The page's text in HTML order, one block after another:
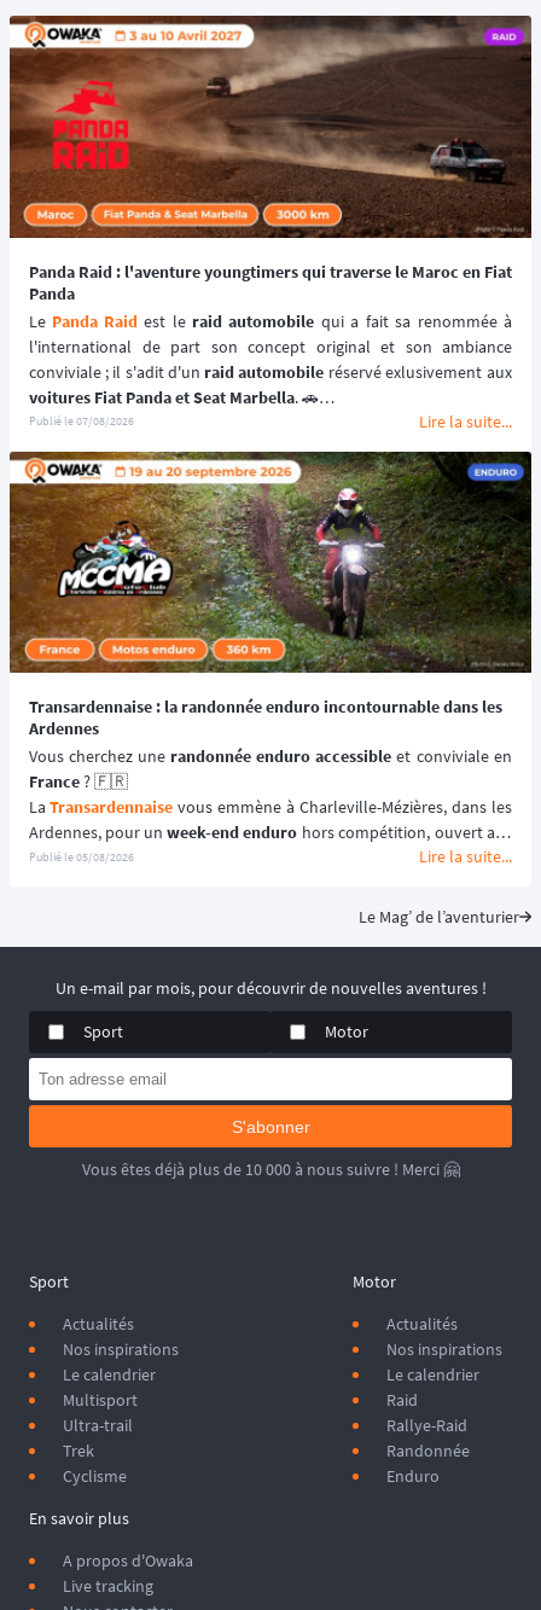
Panda Raid : l'aventure youngtimers qui traverse le Maroc en Fiat
Panda
Le Panda Raid est le raid automobile qui a fait sa renommée à
l'international de part son concept original et son ambiance
conviviale ; il s'adit d'un raid automobile
voitures Fiat Panda et Seat Marbella. 🚗
Une véritable aventure offroad qui se déroule au coeur du désert
marocain à bord de véhicules youngtimers. 🚘🌵
📆 Prochaines dates : du 3 au 10 avril 2027.
Publié le07/08/2026 Lire la suite...
Transardennaise : la randonnée enduro incontournable dans les
Ardennes
Vous cherchez une randonnée enduro accessible
France ? 🇫🇷
La Transardennaise vous emmène à Charleville-Mézières, dans les
Ardennes, pour un week-end enduro hors compétition, ouvert aux
motos enduro, trail et trial dès 125 cm³. 🏍️
aventure moto mise sur
le plaisir de rouler plutôt que sur la performance chronométrée.
📆 Prochaines dates : du 19 au 20 Septembre 2026.
Publié le05/08/2026 Lire la suite...
Le Mag’ de l’aventurier
Un e-mail par mois, pour découvrir de nouvelles aventures !
Sport
Motor
S'abonner
Vous êtes déjà plus de 10 000 à nous suivre ! Merci 🤗
Sport
Actualités
Nos inspirations
Le calendrier
Multisport
Ultra-trail
Trek
Cyclisme
Motor
Actualités
Nos inspirations
Le calendrier
Raid
Rallye-Raid
Randonnée
Enduro
En savoir plus
A propos d'Owaka
Live tracking